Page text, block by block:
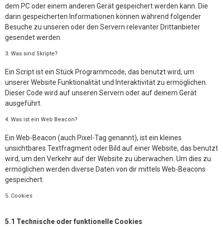
dem PC oder einem anderen Gerät gespeichert werden kann. Die
darin gespeicherten Informationen können während folgender
Besuche zu unseren oder den Servern relevanter Drittanbieter
gesendet werden.
3. Was sind Skripte?
Ein Script ist ein Stück Programmcode, das benutzt wird, um
unserer Website Funktionalität und Interaktivität zu ermöglichen.
Dieser Code wird auf unseren Servern oder auf deinem Gerät
ausgeführt.
4. Was ist ein Web Beacon?
Ein Web-Beacon (auch Pixel-Tag genannt), ist ein kleines
unsichtbares Textfragment oder Bild auf einer Website, das benutzt
wird, um den Verkehr auf der Website zu überwachen. Um dies zu
ermöglichen werden diverse Daten von dir mittels Web-Beacons
gespeichert.
5. Cookies
5.1 Technische oder funktionelle Cookies